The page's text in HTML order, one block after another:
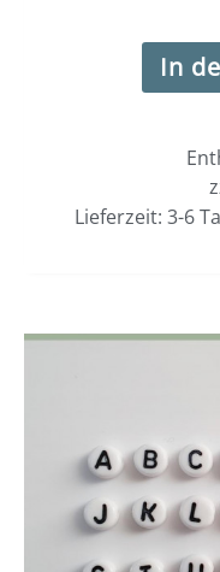
In
Lieferzeit: 3-6